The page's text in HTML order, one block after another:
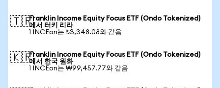
🇹🇷Franklin Income Equity Focus ETF (Ondo Tokenized)
에서 터키 리라
1 INCEon는 ₺3,348.08와 같음
🇰🇷Franklin Income Equity Focus ETF (Ondo Tokenized)
에서 한국 원화
1 INCEon는 ₩99,457.77와 같음